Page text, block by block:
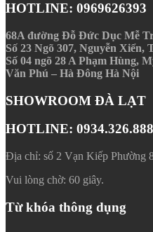
HOTLINE: 0969626393
68A đường Đỗ Đức Dục Mễ
Số 23 Ngõ 307, Nguyễn Xiển,
Số 04 ngõ 28 A Phạm Hùng,
Văn Phú – Hà Đông Hà Nội
SHOWROOM ĐÀ LẠT
HOTLINE: 0934.326.888
Địa chỉ: số 2 Vạn Kiếp Phường
Vui lòng chờ: 60 giây.
Từ khóa thông dụng